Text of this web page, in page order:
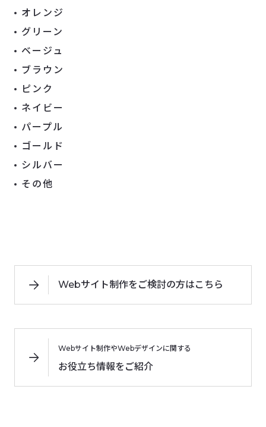
オレンジ
グリーン
ベージュ
ブラウン
ピンク
ネイビー
パープル
ゴールド
シルバー
その他
Webサイト制作をご検討の方はこちら
Webサイト制作やWebデザインに関する
お役立ち情報をご紹介